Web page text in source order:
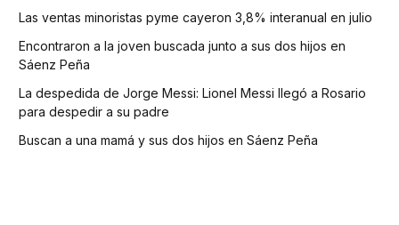
Las ventas minoristas pyme cayeron 3,8% interanual en julio
Encontraron a la joven buscada junto a sus dos hijos en
Sáenz Peña
La despedida de Jorge Messi: Lionel Messi llegó a Rosario
para despedir a su padre
Buscan a una mamá y sus dos hijos en Sáenz Peña